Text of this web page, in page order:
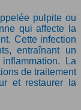
qui affecte la
Cette infection
entraînant un
La
de traitement
et restaurer la